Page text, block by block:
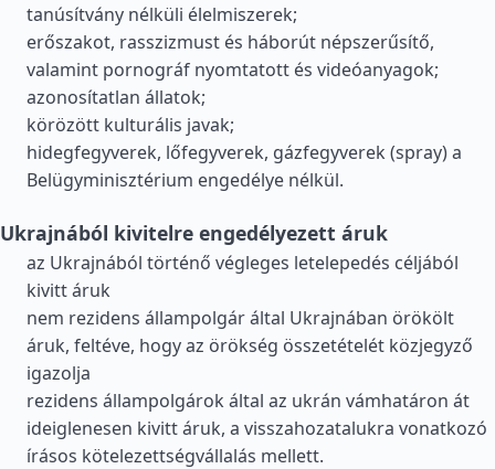
tanúsítvány nélküli élelmiszerek;
erőszakot, rasszizmust és háborút népszerűsítő,
valamint pornográf nyomtatott és videóanyagok;
azonosítatlan állatok;
körözött kulturális javak;
hidegfegyverek, lőfegyverek, gázfegyverek (spray) a
Belügyminisztérium engedélye nélkül.
Ukrajnából kivitelre engedélyezett áruk
az Ukrajnából történő végleges letelepedés céljából
kivitt áruk
nem rezidens állampolgár által Ukrajnában örökölt
áruk, feltéve, hogy az örökség összetételét közjegyző
igazolja
rezidens állampolgárok által az ukrán vámhatáron át
ideiglenesen kivitt áruk, a visszahozatalukra vonatkozó
írásos kötelezettségvállalás mellett.